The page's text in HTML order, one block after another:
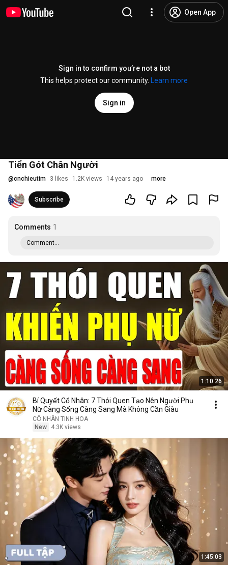
Open App
Sign in to confirm you’re not a bot
This helps protect our community.
Learn more
Sign in
Tiển Gót Chân Người
@cnchieutim 3 likes 1.2K views 14 years ago more
Subscribe
Comments 1
Comment...
1:10:26
Bí Quyết Cổ Nhân: 7 Thói Quen Tạo Nên Người Phụ
Nữ Càng Sống Càng Sang Mà Không Cần Giàu
CỔ NHÂN TINH HOA
New
4.3K views
1:45:03